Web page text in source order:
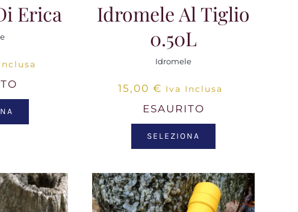
Erica
Idromele Al Tiglio
0.50L
Idromele
15,00 € Iva Inclusa
ESAURITO
SELEZIONA